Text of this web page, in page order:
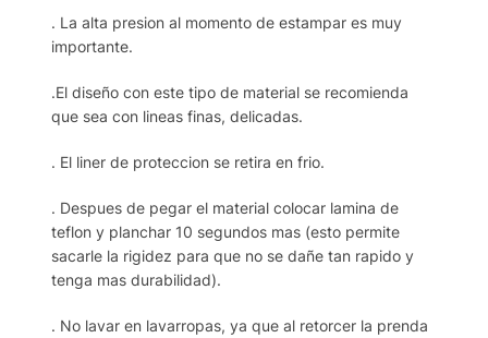
. La alta presion al momento de estampar es muy
importante.
.El diseño con este tipo de material se recomienda
que sea con lineas finas, delicadas.
. El liner de proteccion se retira en frio.
. Despues de pegar el material colocar lamina de
teflon y planchar 10 segundos mas (esto permite
sacarle la rigidez para que no se dañe tan rapido y
tenga mas durabilidad).
. No lavar en lavarropas, ya que al retorcer la prenda